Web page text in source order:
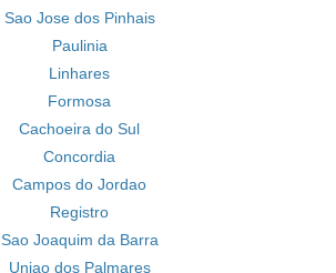
Sao Jose dos Pinhais
Paulinia
Linhares
Formosa
Cachoeira do Sul
Concordia
Campos do Jordao
Registro
Sao Joaquim da Barra
Uniao dos Palmares